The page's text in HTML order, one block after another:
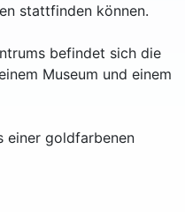
stattfinden können.
befindet sich die
Museum und einem
einer goldfarbenen